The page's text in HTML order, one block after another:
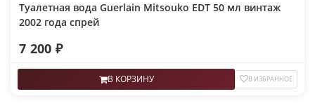
Туалетная вода Guerlain Mitsouko EDT 50 мл винтаж
2002 года спрей
7 200 ₽
В КОРЗИНУ В ИЗБРАННОЕ